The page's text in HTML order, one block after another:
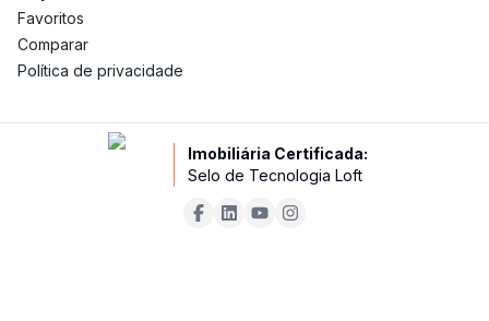
Favoritos
Comparar
Política de privacidade
Imobiliária Certificada:
Selo de Tecnologia Loft